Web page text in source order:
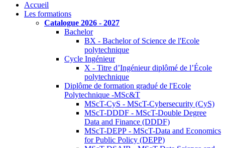
Accueil
Les formations
Catalogue 2026 - 2027
Bachelor
BX - Bachelor of Science de l'Ecole
polytechnique
Cycle Ingénieur
X - Titre d’Ingénieur diplômé de l’École
polytechnique
Diplôme de formation gradué de l'Ecole
Polytechnique -MSc&T
MScT-CyS - MScT-Cybersecurity (CyS)
MScT-DDDF - MScT-Double Degree
Data and Finance (DDDF)
MScT-DEPP - MScT-Data and Economics
for Public Policy (DEPP)